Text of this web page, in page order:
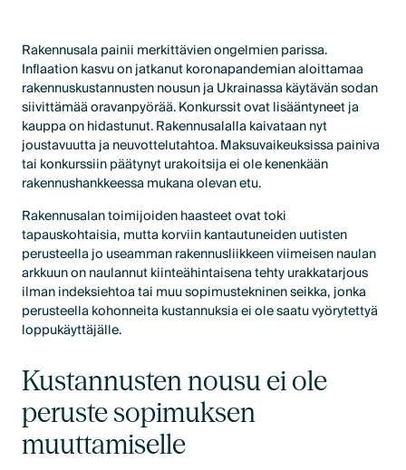
Rakennusala painii merkittävien ongelmien parissa.
Inflaation kasvu on jatkanut koronapandemian aloittamaa
rakennuskustannusten nousun ja Ukrainassa käytävän sodan
siivittämää oravanpyörää. Konkurssit ovat lisääntyneet ja
kauppa on hidastunut. Rakennusalalla kaivataan nyt
joustavuutta ja neuvottelutahtoa. Maksuvaikeuksissa painiva
tai konkurssiin päätynyt urakoitsija ei ole kenenkään
rakennushankkeessa mukana olevan etu.
Rakennusalan toimijoiden haasteet ovat toki
tapauskohtaisia, mutta korviin kantautuneiden uutisten
perusteella jo useamman rakennusliikkeen viimeisen naulan
arkkuun on naulannut kiinteähintaisena tehty urakkatarjous
ilman indeksiehtoa tai muu sopimustekninen seikka, jonka
perusteella kohonneita kustannuksia ei ole saatu vyörytettyä
loppukäyttäjälle.
Kustannusten nousu ei ole
peruste sopimuksen
muuttamiselle